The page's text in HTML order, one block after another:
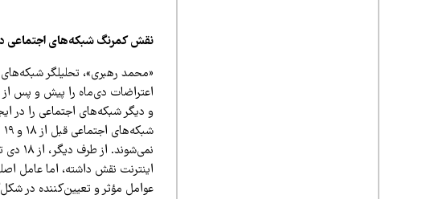
نقش کمرنگ شبکه‌های اجتماعی
«محمد رهبری»، تحلیلگر
اعتراضات دی‌ماه را پیش و پس از
و دیگر شبکه‌های اجتماعی را در
اینترنت نقش داشته، اما عامل
عوامل مؤثر و تعیین‌کننده در